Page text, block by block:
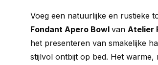
Voeg een natuurlijke en rustieke
Fondant Apero Bowl van Atelier
het presenteren van smakelijke
stijlvol ontbijt op bed. Het